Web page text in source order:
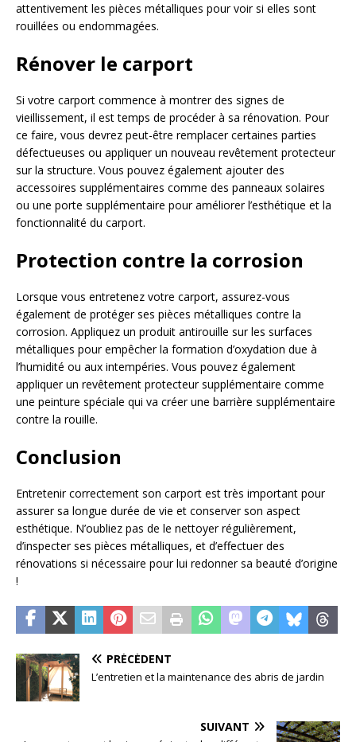
attentivement les pièces métalliques pour voir si elles sont
rouillées ou endommagées.
Rénover le carport
Si votre carport commence à montrer des signes de
vieillissement, il est temps de procéder à sa rénovation. Pour
ce faire, vous devrez peut-être remplacer certaines parties
défectueuses ou appliquer un nouveau revêtement protecteur
sur la structure. Vous pouvez également ajouter des
accessoires supplémentaires comme des panneaux solaires
ou une porte supplémentaire pour améliorer l’esthétique et la
fonctionnalité du carport.
Protection contre la corrosion
Lorsque vous entretenez votre carport, assurez-vous
également de protéger ses pièces métalliques contre la
corrosion. Appliquez un produit antirouille sur les surfaces
métalliques pour empêcher la formation d’oxydation due à
l’humidité ou aux intempéries. Vous pouvez également
appliquer un revêtement protecteur supplémentaire comme
une peinture spéciale qui va créer une barrière supplémentaire
contre la rouille.
Conclusion
Entretenir correctement son carport est très important pour
assurer sa longue durée de vie et conserver son aspect
esthétique. N’oubliez pas de le nettoyer régulièrement,
d’inspecter ses pièces métalliques, et d’effectuer des
rénovations si nécessaire pour lui redonner sa beauté d’origine
!
PRÉCÉDENT
L’entretien et la maintenance des abris de jardin
SUIVANT